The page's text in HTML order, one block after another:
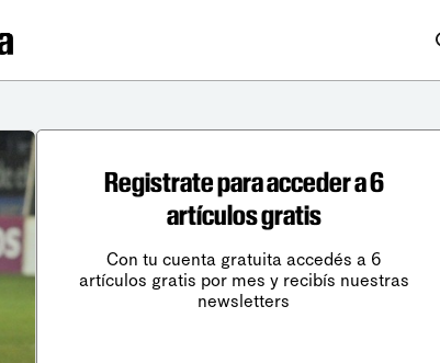
Registrate para acceder a 6
artículos gratis
Con tu cuenta gratuita accedés a 6
artículos gratis por mes y recibís nuestras
newsletters